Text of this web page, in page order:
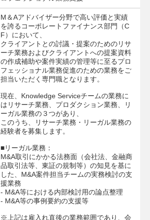
M＆Aアドバイザー分野で高い評価と実績
を誇るコーポレートファイナンス部門（C
F）において、
クライアントとの討議・提案のためのリサ
ーチ業務およびクライアントへの提案資料
の作成補助や案件実績の管理等に至るプロ
フェッショナル業務促進のための業務をご
担当いただく専門職となります。
現在、Knowledge Serviceチームの業務に
はリサーチ業務、プロダクション業務、リ
ーガル業務の３つがあり、
このうち、リサーチ業務・リーガル業務の
経験者を募集します。
■リーガル業務：
M&A取引にかかる法務面（会社法、金融商
品取引法等、東証の規制等）の知見を基に
した、M&A案件担当チームの実務検討の支
援業務
- M&A等における内部検討用の論点整理
- M&A等の事例要約の支援等
※上記は雇入れ直後の業務範囲であり、会